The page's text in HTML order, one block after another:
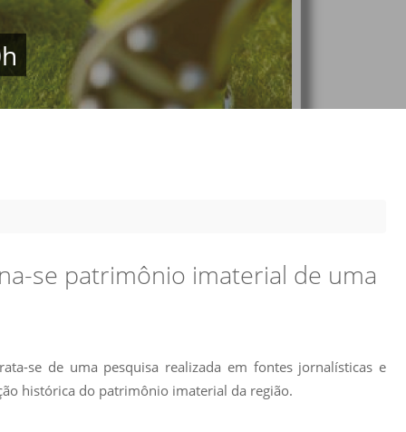
Webmail
Prova de Proficiência
Manual de TCC
Estruturação de TCC
Regimento CEUA
de Física
Normas Laboratório
2027
se patrimônio imaterial de uma
se de uma pesquisa realizada em fontes jornalísticas e
histórica do patrimônio imaterial da região.